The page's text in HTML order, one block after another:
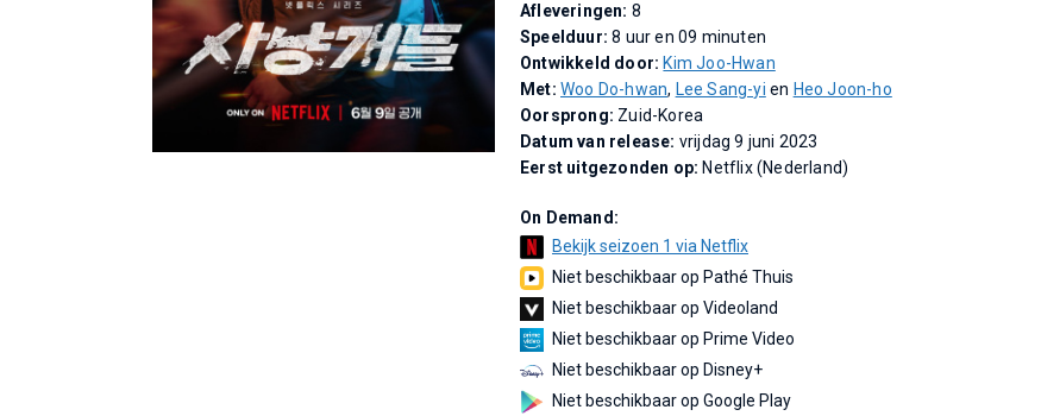
Afleveringen: 8
Speelduur:8 uur en 09 minuten
Ontwikkeld door: Kim Joo-Hwan
Met: Woo Do-hwan, Lee Sang-yi en Heo Joon-ho
Oorsprong: Zuid-Korea
Datum van release: vrijdag 9 juni 2023
Eerst uitgezonden op: Netflix (Nederland)
On Demand:
Bekijk seizoen 1 via Netflix
Niet beschikbaar op Pathé Thuis
Niet beschikbaar op Videoland
Niet beschikbaar op Prime Video
Niet beschikbaar op Disney+
Niet beschikbaar op Google Play